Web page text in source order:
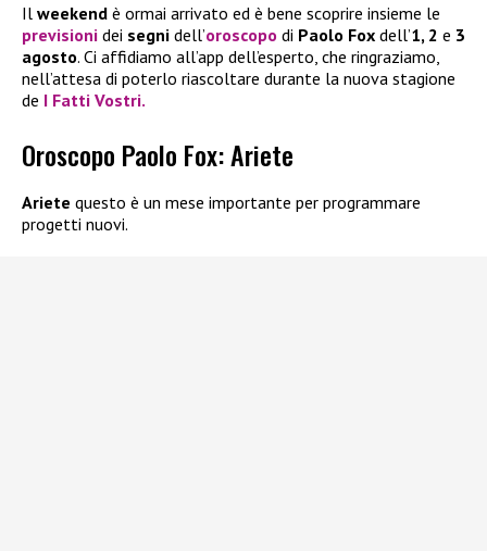
Il weekend è ormai arrivato ed è bene scoprire insieme le
previsioni dei segni dell’oroscopo di Paolo Fox dell’1, 2 e 3
agosto. Ci affidiamo all’app dell’esperto, che ringraziamo,
nell’attesa di poterlo riascoltare durante la nuova stagione
de I Fatti Vostri.
Oroscopo Paolo Fox: Ariete
Ariete questo è un mese importante per programmare
progetti nuovi.